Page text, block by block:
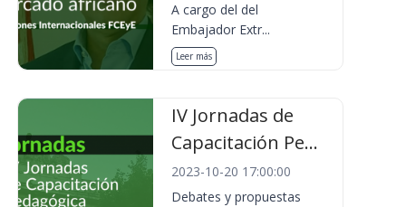
A cargo del del
Embajador Extr...
Leer más
IV Jornadas de
Capacitación Pe...
2023-10-20 17:00:00
Debates y propuestas